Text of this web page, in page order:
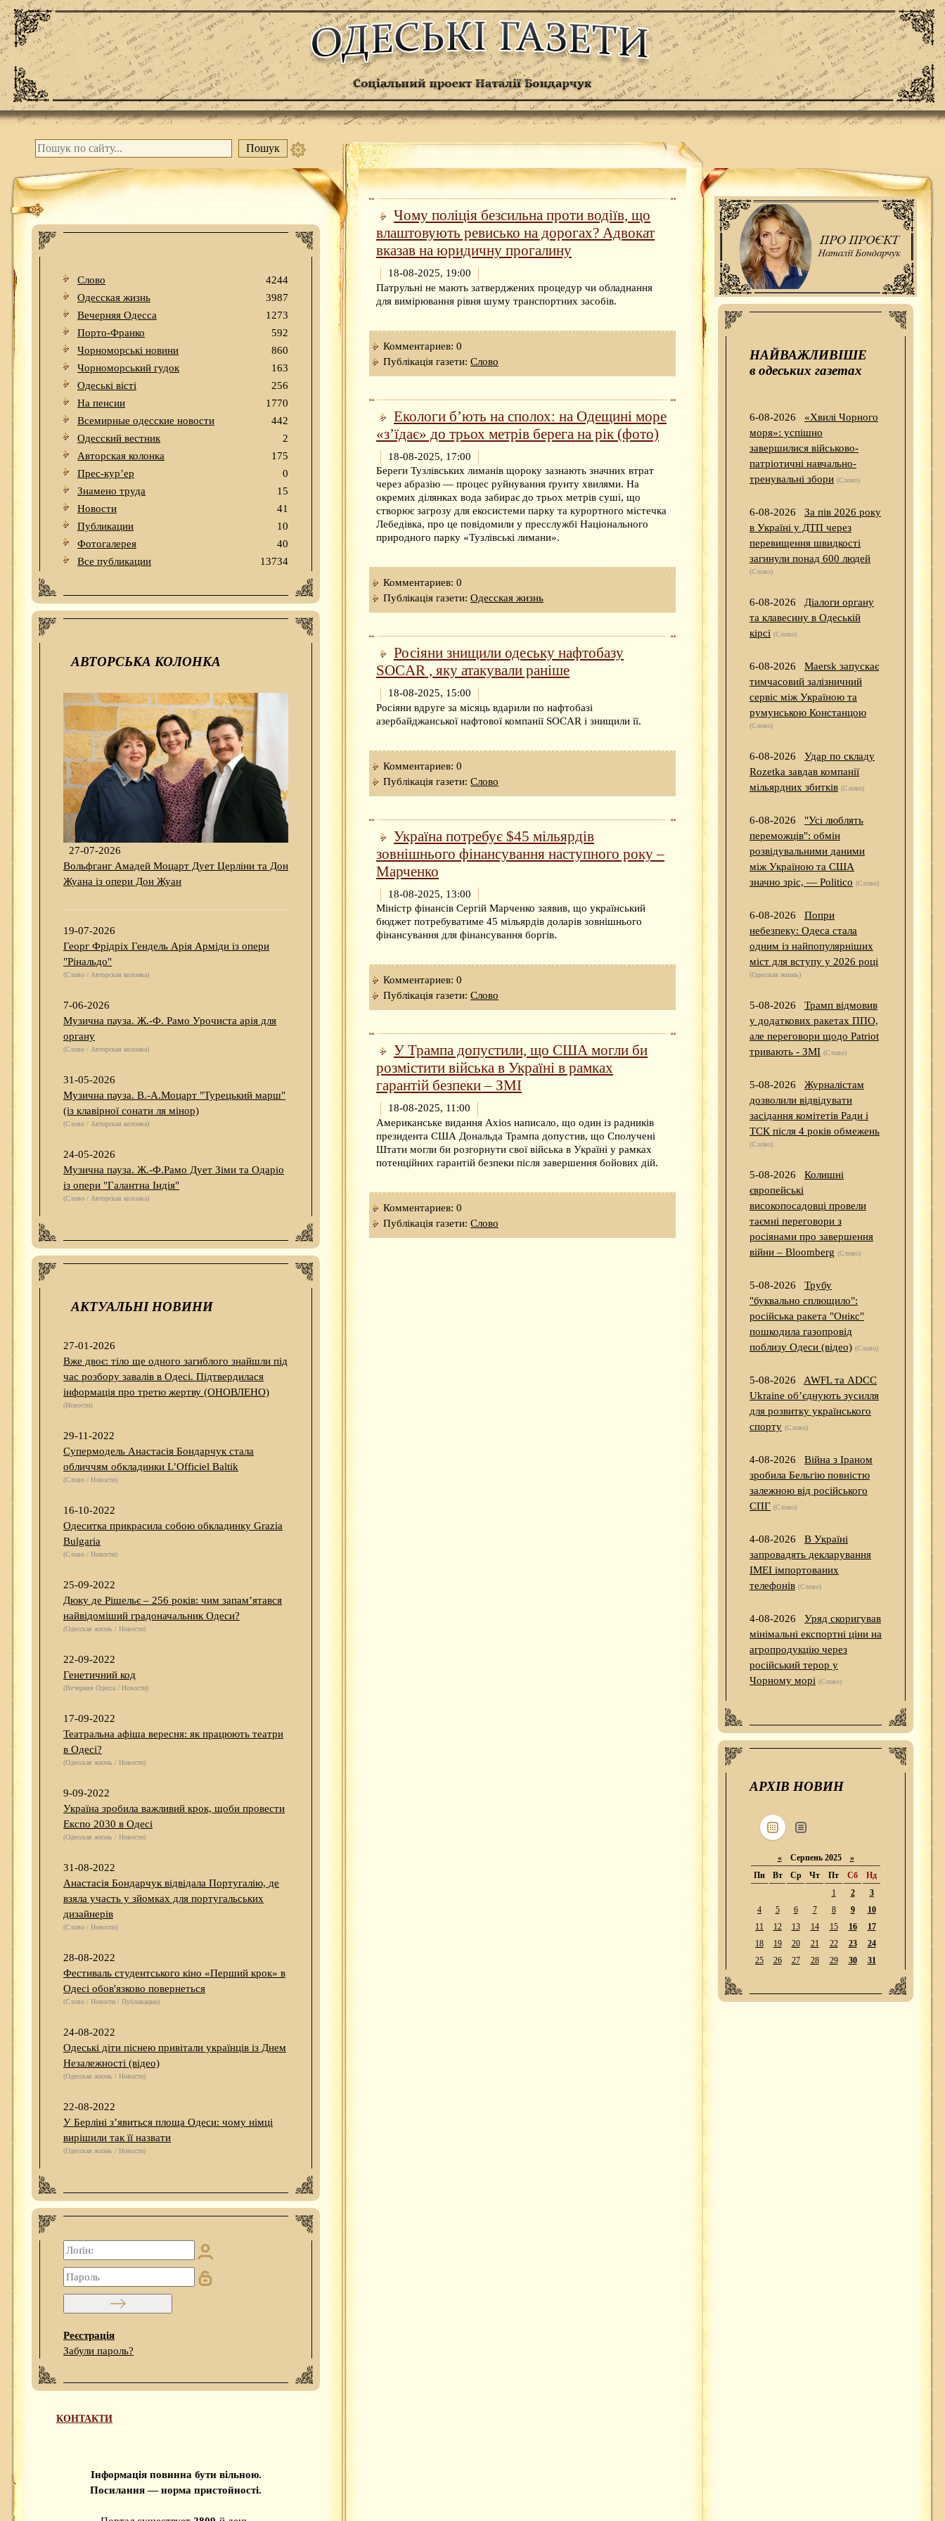
Слово
4244
Одесская жизнь
3987
Вечерняя Одесса
1273
Порто-Франко
592
Чорноморські новини
860
Чорноморський гудок
163
Одеськi вiстi
256
На пенсии
1770
Всемирные одесские новости
442
Одесский вестник
2
Авторская колонка
175
Прес-кур’ер
0
Знамено труда
15
Новости
41
Публикации
10
Фотогалерея
40
Все публикации
13734
АВТОРСЬКА КОЛОНКА
27-07-2026
Вольфганг Амадей Моцарт Дует Церліни та Дон
Жуана із опери Дон Жуан
19-07-2026
Георг Фрідріх Гендель Арія Арміди із опери
"Рінальдо"
(Слово / Авторская колонка)
7-06-2026
Музична пауза. Ж.-Ф. Рамо Урочиста арія для
органу
(Слово / Авторская колонка)
31-05-2026
Музична пауза. В.-А.Моцарт "Турецький марш"
(із клавірної сонати ля мінор)
(Слово / Авторская колонка)
24-05-2026
Музична пауза. Ж.-Ф.Рамо Дует Зіми та Одаріо
із опери "Галантна Індія"
(Слово / Авторская колонка)
АКТУАЛЬНІ НОВИНИ
27-01-2026
Вже двоє: тіло ще одного загиблого знайшли під
час розбору завалів в Одесі. Підтвердилася
інформація про третю жертву (ОНОВЛЕНО)
(Новости)
29-11-2022
Супермодель Анастасія Бондарчук стала
обличчям обкладинки L’Officiel Baltik
(Слово / Новости)
16-10-2022
Одеситка прикрасила собою обкладинку Grazia
Bulgaria
(Слово / Новости)
25-09-2022
Дюку де Рішельє – 256 років: чим запам’ятався
найвідоміший градоначальник Одеси?
(Одесская жизнь / Новости)
22-09-2022
Генетичний код
(Вечерняя Одесса / Новости)
17-09-2022
Театральна афіша вересня: як працюють театри
в Одесі?
(Одесская жизнь / Новости)
9-09-2022
Україна зробила важливий крок, щоби провести
Експо 2030 в Одесі
(Одесская жизнь / Новости)
31-08-2022
Анастасія Бондарчук відвідала Португалію, де
взяла участь у зйомках для португальських
дизайнерів
(Слово / Новости)
28-08-2022
Фестиваль студентського кіно «Перший крок» в
Одесі обов'язково повернеться
(Слово / Новости / Публикации)
24-08-2022
Одеські діти піснею привітали українців із Днем
Незалежності (відео)
(Одесская жизнь / Новости)
22-08-2022
У Берліні з’явиться площа Одеси: чому німці
вирішили так її назвати
(Одесская жизнь / Новости)
Реєстрація
Забули пароль?
КОНТАКТИ
Інформація повинна бути вільною.
Посилання — норма пристойності.
Чому поліція безсильна проти водіїв, що
влаштовують ревисько на дорогах? Адвокат
вказав на юридичну прогалину
18-08-2025, 19:00
Патрульні не мають затверджених процедур чи обладнання
для вимірювання рівня шуму транспортних засобів.
Комментариев: 0
Публікація газети: Слово
Екологи б’ють на сполох: на Одещині море
«з’їдає» до трьох метрів берега на рік (фото)
18-08-2025, 17:00
Береги Тузлівських лиманів щороку зазнають значних втрат
через абразію — процес руйнування ґрунту хвилями. На
окремих ділянках вода забирає до трьох метрів суші, що
створює загрозу для екосистеми парку та курортного містечка
Лебедівка, про це повідомили у пресслужбі Національного
природного парку «Тузлівські лимани».
Комментариев: 0
Публікація газети: Одесская жизнь
Росіяни знищили одеську нафтобазу
SOCAR , яку атакували раніше
18-08-2025, 15:00
Росіяни вдруге за місяць вдарили по нафтобазі
азербайджанської нафтової компанії SOCAR і знищили її.
Комментариев: 0
Публікація газети: Слово
Україна потребує $45 мільярдів
зовнішнього фінансування наступного року –
Марченко
18-08-2025, 13:00
Міністр фінансів Сергій Марченко заявив, що український
бюджет потребуватиме 45 мільярдів доларів зовнішнього
фінансування для фінансування боргів.
Комментариев: 0
Публікація газети: Слово
У Трампа допустили, що США могли би
розмістити війська в Україні в рамках
гарантій безпеки – ЗМІ
18-08-2025, 11:00
Американське видання Axios написало, що один із радників
президента США Дональда Трампа допустив, що Сполучені
Штати могли би розгорнути свої війська в Україні у рамках
потенційних гарантій безпеки після завершення бойових дій.
Комментариев: 0
Публікація газети: Слово
НАЙВАЖЛИВІШЕ
в одеських газетах
6-08-2026
«Хвилі Чорного
моря»: успішно
завершилися військово-
патріотичні навчально-
тренувальні збори (Слово)
6-08-2026
За пів 2026 року
в Україні у ДТП через
перевищення швидкості
загинули понад 600 людей
(Слово)
6-08-2026
Діалоги органу
та клавесину в Одеській
кірсі (Слово)
6-08-2026
Maersk запускає
тимчасовий залізничний
сервіс між Україною та
румунською Констанцою
(Слово)
6-08-2026
Удар по складу
Rozetka завдав компанії
мільярдних збитків (Слово)
6-08-2026
"Усі люблять
переможців": обмін
розвідувальними даними
між Україною та США
значно зріс, — Politico (Слово)
6-08-2026
Попри
небезпеку: Одеса стала
одним із найпопулярніших
міст для вступу у 2026 році
(Одесская жизнь)
5-08-2026
Трамп відмовив
у додаткових ракетах ППО,
але переговори щодо Patriot
тривають - ЗМІ (Слово)
5-08-2026
Журналістам
дозволили відвідувати
засідання комітетів Ради і
ТСК після 4 років обмежень
(Слово)
5-08-2026
Колишні
європейські
високопосадовці провели
таємні переговори з
росіянами про завершення
війни – Bloomberg (Слово)
5-08-2026
Трубу
"буквально сплющило":
російська ракета "Онікс"
пошкодила газопровід
поблизу Одеси (відео) (Слово)
5-08-2026
AWFL та ADCC
Ukraine об’єднують зусилля
для розвитку українського
спорту (Слово)
4-08-2026
Війна з Іраном
зробила Бельгію повністю
залежною від російського
СПГ (Слово)
4-08-2026
В Україні
запровадять декларування
IMEI імпортованих
телефонів (Слово)
4-08-2026
Уряд скоригував
мінімальні експортні ціни на
агропродукцію через
російський терор у
Чорному морі (Слово)
АРХІВ НОВИН
«Серпень 2025 »
Пн
Вт Ср Чт Пт Сб
Нд
1
2
3
4
5 6 7 8 9
10
11
12 13 14 15 16
17
18
19 20 21 22 23
24
25
26 27 28 29 30 31